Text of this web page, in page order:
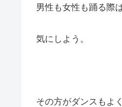
男性も女性も踊る際
気にしよう。
その方がダンスもよ